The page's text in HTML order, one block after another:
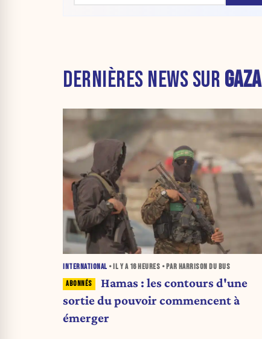
DERNIÈRES NEWS SUR GAZA
INTERNATIONAL • IL Y A 16 HEURES • PAR HARRISON DU BUS
Hamas : les contours d'une
sortie du pouvoir commencent à
émerger